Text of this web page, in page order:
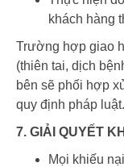
khách hàng
Trường hợp giao
(thiên tai, dịch
bên sẽ phối hợp
quy định pháp luật.
7. GIẢI QUYẾT
Mọi khiếu